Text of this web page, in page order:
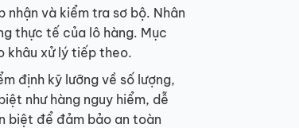
và kiểm tra sơ bộ. Nhân
thực tế của lô hàng. Mục
khâu xử lý tiếp theo.
định kỹ lưỡng về số lượng,
như hàng nguy hiểm, dễ
biệt để đảm bảo an toàn